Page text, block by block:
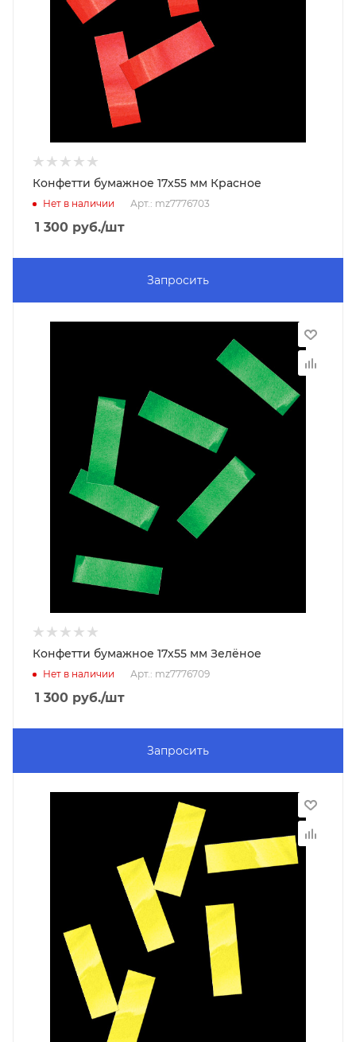
Конфетти бумажное 17х55 мм Красное
Нет в наличии Арт.: mz7776703
1 300 руб./шт
Запросить
Конфетти бумажное 17х55 мм Зелёное
Нет в наличии Арт.: mz7776709
1 300 руб./шт
Запросить